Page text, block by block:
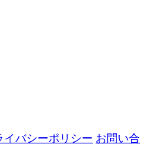
イバシーポリシー お問い合